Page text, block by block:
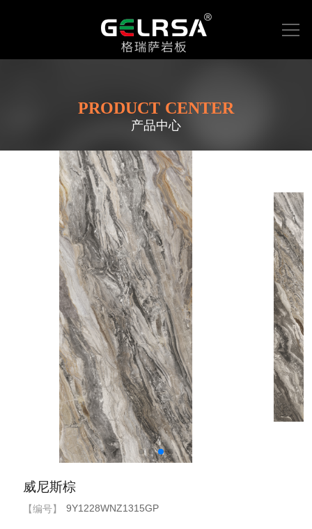
产品中心
加盟合作
联系我们
PRODUCT CENTER
产品中心
威尼斯棕
【编号】 9Y1228WNZ1315GP